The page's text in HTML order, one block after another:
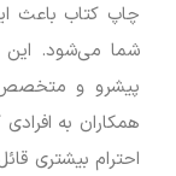
چاپ کتاب باعث
شما می‌شود. این
پیشرو و متخصص
همکاران به
احترام بیشتری